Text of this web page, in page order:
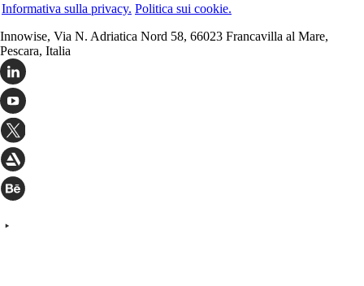
Informativa sulla privacy. Politica sui cookie.
Innowise, Via N. Adriatica Nord 58, 66023 Francavilla al Mare,
Pescara, Italia